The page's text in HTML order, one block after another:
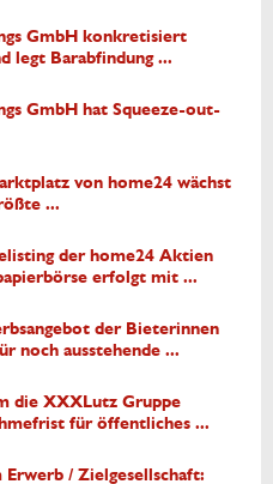
GmbH konkretisiert
legt Barabfindung ...
GmbH hat Squeeze-out-
von home24 wächst
...
der home24 Aktien
erfolgt mit ...
der Bieterinnen
noch ausstehende ...
die XXXLutz Gruppe
für öffentliches ...
/ Zielgesellschaft: